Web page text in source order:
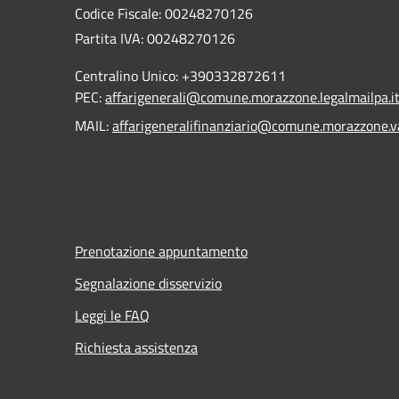
Codice Fiscale: 00248270126
Partita IVA: 00248270126
Centralino Unico: +390332872611
PEC:affarigenerali@comune.morazzone.legalmailpa.it
MAIL:
Prenotazione appuntamento
Segnalazione disservizio
Leggi le FAQ
Richiesta assistenza